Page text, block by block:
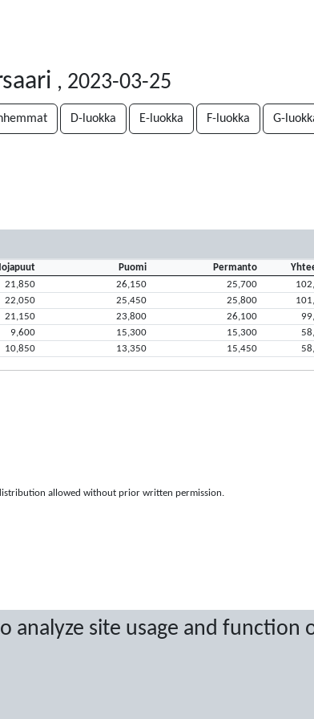
analyze site usage and function
, 2023-03-25
D-luokka E-luokka F-luokka G-
Puomi Permanto
21,850 26,150 25,700
22,050 25,450 25,800
21,150 23,800 26,100
9,600 15,300 15,300
10,850 13,350 15,450
allowed without prior written permission.